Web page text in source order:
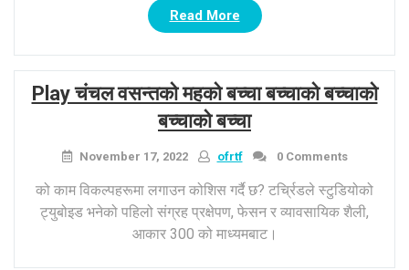
Read More“1F
सेतो
टिप
नेल
डिजाइन:
विभिन्न
फ्रान्सेली
म्यानिकेरा
तपाईले
प्रयास
गर्न
Play चंचल वसन्तको महको बच्चा बच्चाको बच्चाको
बच्चाको बच्चा
November 17, 2022 ofrtf 0 Comments
को काम विकल्पहरूमा लगाउन कोशिस गर्दै छ? टर्च्रिडले स्टुडियोको
ट्युबोइड भनेको पहिलो संग्रह प्रक्षेपण, फेसन र व्यावसायिक शैली,
आकार 300 को माध्यमबाट।